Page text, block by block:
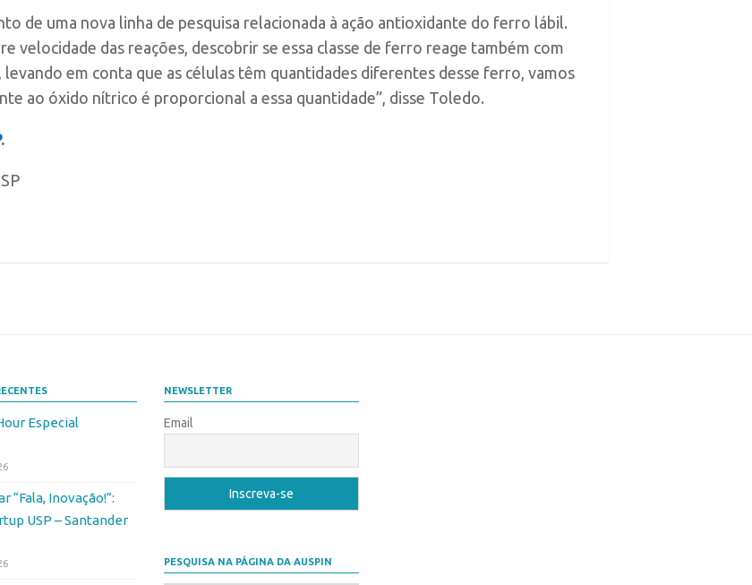
de uma nova linha de pesquisa relacionada à ação antioxidante do ferro lábil.
velocidade das reações, descobrir se essa classe de ferro reage também com
em conta que as células têm quantidades diferentes desse ferro, vamos
ao óxido nítrico é proporcional a essa quantidade”, disse Toledo.
.
Especial
“Fala, Inovação!”:
USP – Santander
NEWSLETTER
Email
PESQUISA NA PÁGINA DA AUSPIN